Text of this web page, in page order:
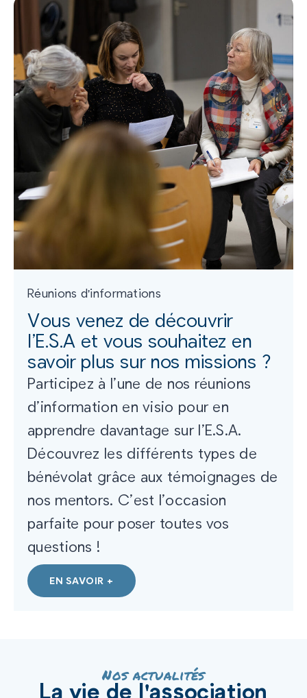
Réunions d'informations
Vous venez de découvrir
l’E.S.A et vous souhaitez en
savoir plus sur nos missions ?
Participez à l’une de nos réunions
d’information en visio pour en
apprendre davantage sur l’E.S.A.
Découvrez les différents types de
bénévolat grâce aux témoignages de
nos mentors. C’est l’occasion
parfaite pour poser toutes vos
questions !
EN SAVOIR +
Nos actualités
La vie de l'association